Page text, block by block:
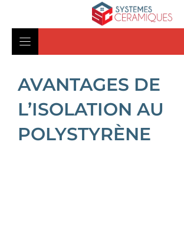
AVANTAGES DE
L’ISOLATION AU
POLYSTYRÈNE